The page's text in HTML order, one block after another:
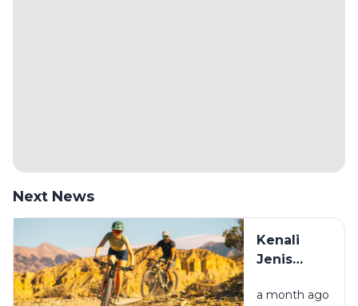
Next News
Kenali
Jenis
Sebelum
a month ago